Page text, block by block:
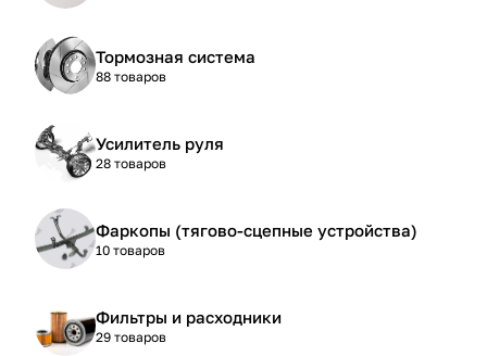
Тормозная система
88 товаров
Усилитель руля
28 товаров
Фаркопы (тягово-сцепные устройства)
10 товаров
Фильтры и расходники
29 товаров